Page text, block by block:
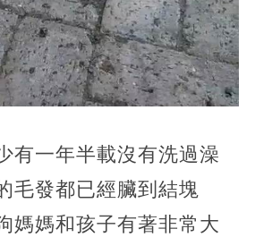
有一年半載沒有洗過澡
毛發都已經臟到結塊
媽媽和孩子有著非常大